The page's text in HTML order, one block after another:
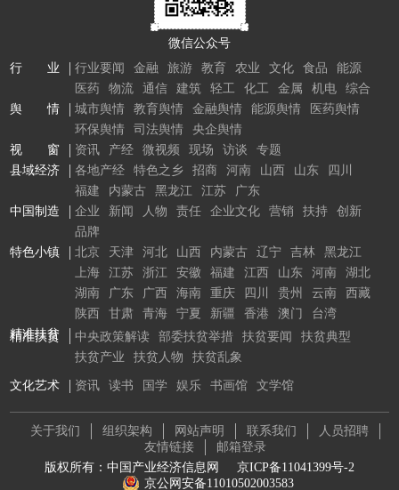
微信公众号
行 业
行业要闻 金融 旅游 教育 农业 文化 食品
能源
医药
物流 通信 建筑 轻工 化工 金属 机电
综合
舆 情
城市舆情 教育舆情 金融舆情 能源舆情
医药舆情
环保舆情
司法舆情
央企舆情
视 窗
资讯 产经 微视频 现场 访谈
专题
县域经济
各地产经 特色之乡 招商 河南 山西 山东
四川
福建
内蒙古 黑龙江 江苏
广东
中国制造
企业 新闻 人物 责任 企业文化 营销 扶持
创新
品牌
特色小镇
北京 天津 河北 山西 内蒙古 辽宁 吉林
黑龙江
上海
江苏 浙江 安徽 福建 江西 山东 河南
湖北
湖南
广东 广西 海南 重庆 四川 贵州 云南
西藏
陕西
甘肃 青海 宁夏 新疆 香港 澳门
台湾
精准扶贫
文化艺术 资讯 读书 国学 娱乐 书画馆 文学馆
精准扶贫 中央政策解读 部委扶贫举措 扶贫要闻
扶贫典型
扶贫产业
扶贫人物 扶贫乱象
关于我们 组织架构 网站声明 联系我们
人员招聘
友情链接
邮箱登录
版权所有：中国产业经济信息网
京ICP备11041399号-2
京公网安备11010502003583